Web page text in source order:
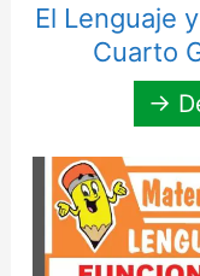
El Lenguaje
Cuarto
→